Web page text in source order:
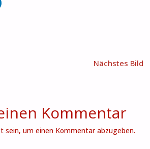
Nächstes Bild
Kommentar
sein, um einen Kommentar abzugeben.